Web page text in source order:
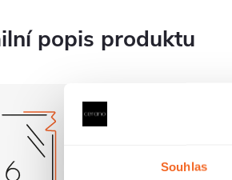
Souhlas
popis produktu